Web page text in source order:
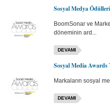
Sosyal Medya
BoomSonar ve
döneminin ard...
DEVAMI
Sosyal Media Awards
Markaların sosyal
DEVAMI